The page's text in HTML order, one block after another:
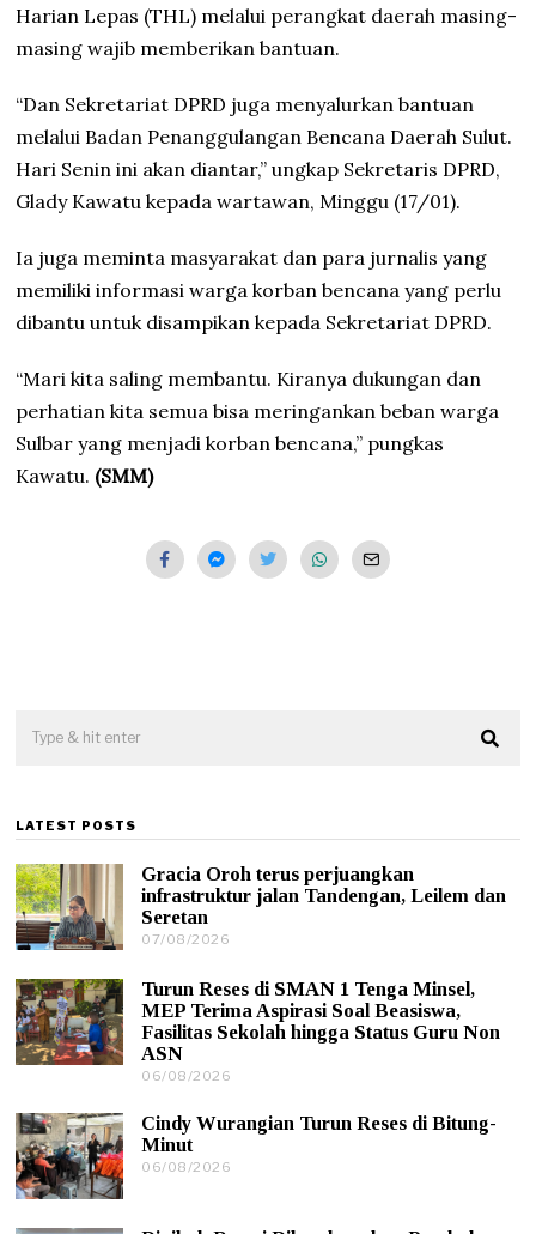
Harian Lepas (THL) melalui perangkat daerah masing-
masing wajib memberikan bantuan.
“Dan Sekretariat DPRD juga menyalurkan bantuan
melalui Badan Penanggulangan Bencana Daerah Sulut.
Hari Senin ini akan diantar,” ungkap Sekretaris DPRD,
Glady Kawatu kepada wartawan, Minggu (17/01).
Ia juga meminta masyarakat dan para jurnalis yang
memiliki informasi warga korban bencana yang perlu
dibantu untuk disampikan kepada Sekretariat DPRD.
“Mari kita saling membantu. Kiranya dukungan dan
perhatian kita semua bisa meringankan beban warga
Sulbar yang menjadi korban bencana,” pungkas
Kawatu. (SMM)
LATEST POSTS
Gracia Oroh terus perjuangkan
infrastruktur jalan Tandengan, Leilem dan
Seretan
07/08/2026
0
8
/
Turun Reses di SMAN 1 Tenga Minsel,
MEP Terima Aspirasi Soal Beasiswa,
Fasilitas Sekolah hingga Status Guru Non
ASN
06/08/2026
0
Cindy Wurangian Turun Reses di Bitung-
Minut
06/08/2026